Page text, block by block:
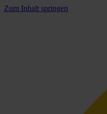
Zum Inhalt springen